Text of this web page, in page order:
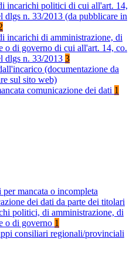
incarichi politici di cui all'art. 14,
dlgs n. 33/2013 (da pubblicare in
incarichi di amministrazione, di
o di governo di cui all'art. 14, co.
dlgs n. 33/2013 3
(documentazione da
sul sito web)
comunicazione dei dati 1
per mancata o incompleta
dei dati da parte dei titolari
politici, di amministrazione, di
o di governo 1
consiliari regionali/provinciali